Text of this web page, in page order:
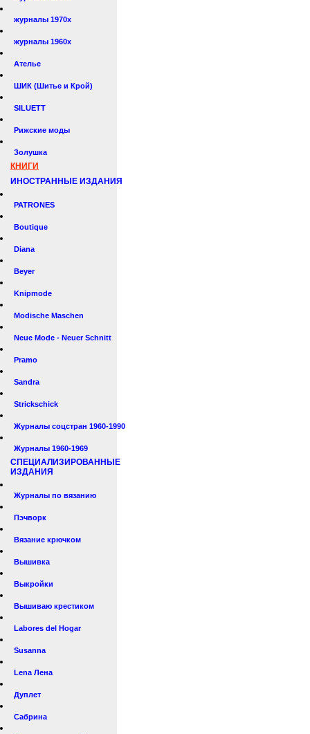
журналы 1970х
журналы 1960х
Ателье
ШИК (Шитье и Крой)
SILUETT
Рижские моды
Золушка
КНИГИ
ИНОСТРАННЫЕ ИЗДАНИЯ
PATRONES
Boutique
Diana
Beyer
Knipmode
Modische Maschen
Neue Mode - Neuer Schnitt
Pramo
Sandra
Strickschick
Журналы соцстран 1960-1990
Журналы 1960-1969
СПЕЦИАЛИЗИРОВАННЫЕ
ИЗДАНИЯ
Журналы по вязанию
Пэчворк
Вязание крючком
Вышивка
Выкройки
Вышиваю крестиком
Labores del Hogar
Susanna
Lena Лена
Дуплет
Сабрина